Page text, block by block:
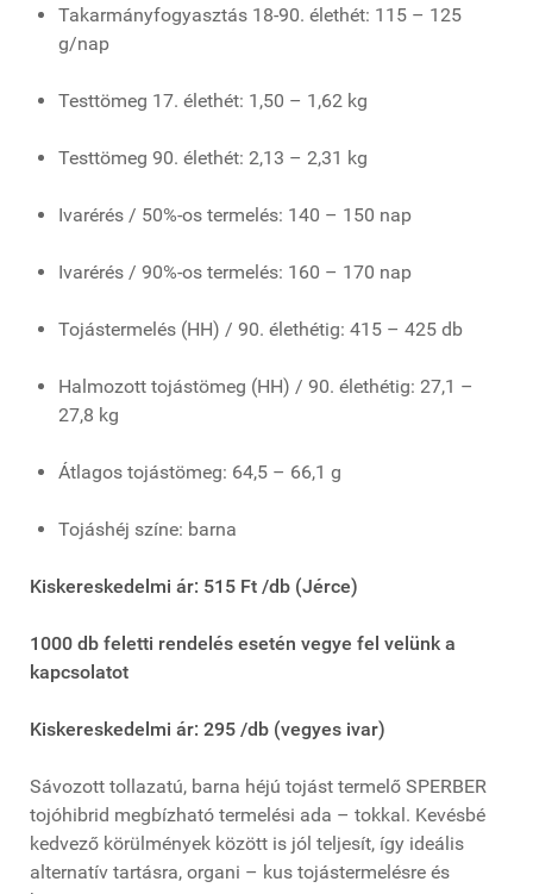
Takarmányfogyasztás 18-90. élethét: 115 – 125
g/nap
Testtömeg 17. élethét: 1,50 – 1,62 kg
Testtömeg 90. élethét: 2,13 – 2,31 kg
Ivarérés / 50%-os termelés: 140 – 150 nap
Ivarérés / 90%-os termelés: 160 – 170 nap
Tojástermelés (HH) / 90. élethétig: 415 – 425 db
Halmozott tojástömeg (HH) / 90. élethétig: 27,1 –
27,8 kg
Átlagos tojástömeg: 64,5 – 66,1 g
Tojáshéj színe: barna
Kiskereskedelmi ár: 515 Ft /db (Jérce)
1000 db feletti rendelés esetén vegye fel velünk a
kapcsolatot
Kiskereskedelmi ár: 295 /db (vegyes ivar)
Sávozott tollazatú, barna héjú tojást termelő SPERBER
tojóhibrid megbízható termelési ada – tokkal. Kevésbé
kedvező körülmények között is jól teljesít, így ideális
alternatív tartásra, organi – kus tojástermelésre és